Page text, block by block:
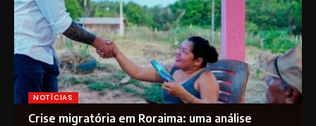
NOTÍCIAS
Crise migratória em Roraima: uma análise